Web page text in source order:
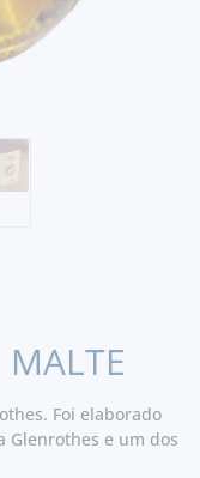
Foi elaborado
Glenrothes e um dos